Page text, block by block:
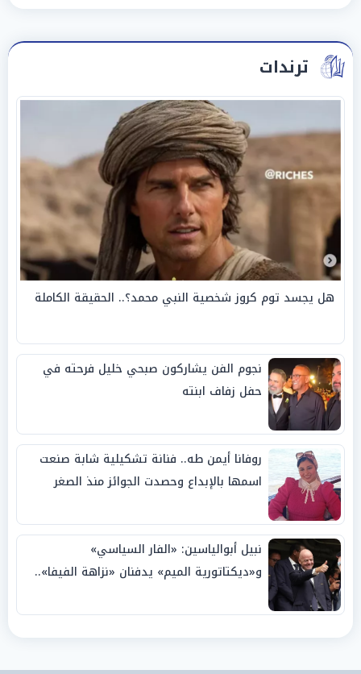
ترندات
هل يجسد توم كروز شخصية النبي محمد؟.. الحقيقة الكاملة
نجوم الفن يشاركون صبحي خليل فرحته في
حفل زفاف ابنته
روفانا أيمن طه.. فنانة تشكيلية شابة صنعت
اسمها بالإبداع وحصدت الجوائز منذ الصغر
نبيل أبوالياسين: «الفار السياسي»
و«ديكتاتورية الميم» يدفنان «نزاهة الفيفا»..